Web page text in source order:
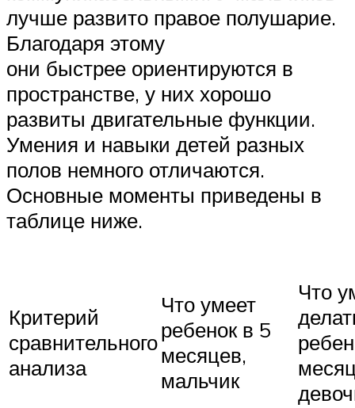
лучше развито правое полушарие.
Благодаря этому
они быстрее ориентируются в
пространстве, у них хорошо
развиты двигательные функции.
Умения и навыки детей разных
полов немного отличаются.
Основные моменты приведены в
таблице ниже.
Критерий
сравнительного
анализа
Что умеет
ребенок в 5
месяцев,
мальчик
Что